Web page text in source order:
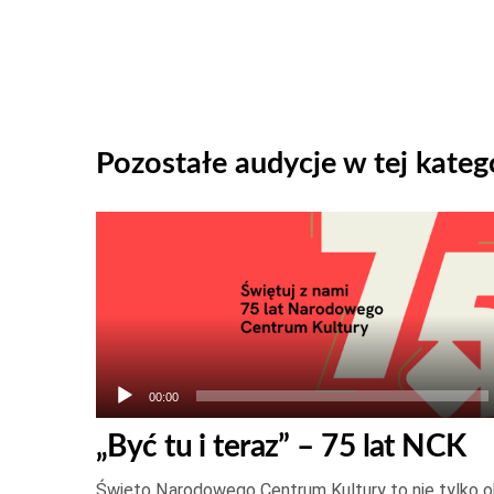
Pozostałe audycje w tej
00:00
„Być tu i teraz” – 75 lat NCK
Święto Narodowego Centrum Kultury to nie tylko